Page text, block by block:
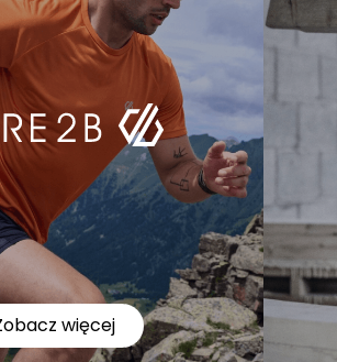
więcej